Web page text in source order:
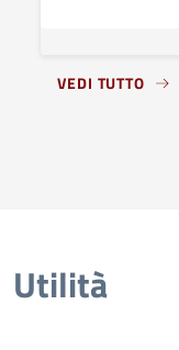
VEDI TUTTO
Utilità